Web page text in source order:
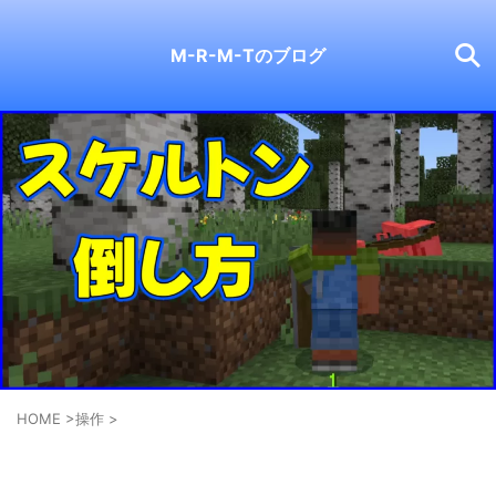
M-R-M-Tのブログ
HOME >操作 >